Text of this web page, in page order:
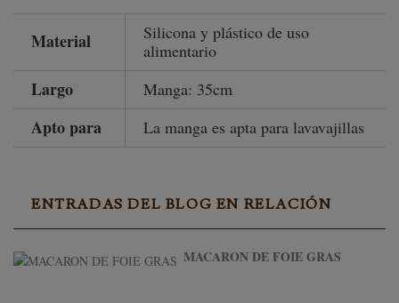
Material
Silicona y plástico de uso
alimentario
Largo Manga: 35cm
Apto para La manga es apta para lavavajillas
ENTRADAS DEL BLOG EN RELACIÓN
MACARON DE FOIE GRAS